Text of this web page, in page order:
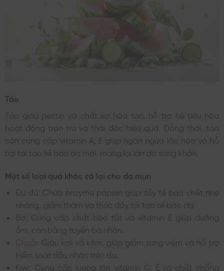
Táo
Táo giàu pectin và chất xơ hòa tan, hỗ trợ hệ tiêu hóa
hoạt động trơn tru và thải độc hiệu quả. Đồng thời, táo
còn cung cấp vitamin A, E giúp ngăn ngừa lão hóa và hỗ
trợ tái tạo tế bào da mới, mang lại làn da sáng khỏe.
Một số loại quả khác có lợi cho da mụn
Đu đủ: Chứa enzyme papain giúp tẩy tế bào chết nhẹ
nhàng, giảm thâm và thúc đẩy tái tạo tế bào da.
Bơ: Cung cấp chất béo tốt và vitamin E giúp dưỡng
ẩm, cân bằng tuyến bã nhờn.
Giàu kali và kẽm, giúp giảm sưng viêm và hỗ trợ
kiểm soát dầu nhờn trên da.
Kiwi: Cung cấp lượng lớn vitamin C, E và chất chống